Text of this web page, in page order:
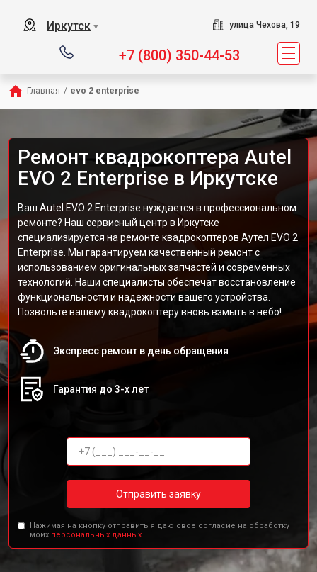
Иркутск ▼ улица Чехова, 19
+7 (800) 350-44-53
Главная / evo 2 enterprise
Ремонт квадрокоптера Autel
EVO 2 Enterprise в Иркутске
Ваш Autel EVO 2 Enterprise нуждается в профессиональном
ремонте? Наш сервисный центр в Иркутске
специализируется на ремонте квадрокоптеров Аутел EVO 2
Enterprise. Мы гарантируем качественный ремонт с
использованием оригинальных запчастей и современных
технологий. Наши специалисты обеспечат восстановление
функциональности и надежности вашего устройства.
Позвольте вашему квадрокоптеру вновь взмыть в небо!
Экспресс ремонт в день обращения
Гарантия до 3-х лет
Отправить заявку
Нажимая на кнопку отправить я даю свое согласие на обработку
моих персональных данных.